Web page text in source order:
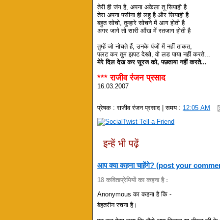
तेरी ही जंग है, अपना अकेला तू सिपाही है
तेरा अपना पसीना ही लहू है और सियाही है
बहुत सोचो, तुम्हारे सोचने में आग होती है
अगर जागे तो सारी आँख में रतजाग होती है
तुम्हें जो नोचते हैं, उनके पंजों में नहीं ताकत,
पलट कर तुम झपट देखो, वो लड पाया नहीं करते...
मेरे दिल देख कर सूरज को, पछताया नहीं करते...
*** राजीव रंजन प्रसाद
16.03.2007
प्रेषक :राजीव रंजन प्रसाद | समय : 12:05 AM
इन्हें भी पढ़ें
आप क्या कहना चाहेंगे? (post your
18 कविताप्रेमियों का कहना है :
Anonymous का कहना है कि -
बेहतरीन रचना है।